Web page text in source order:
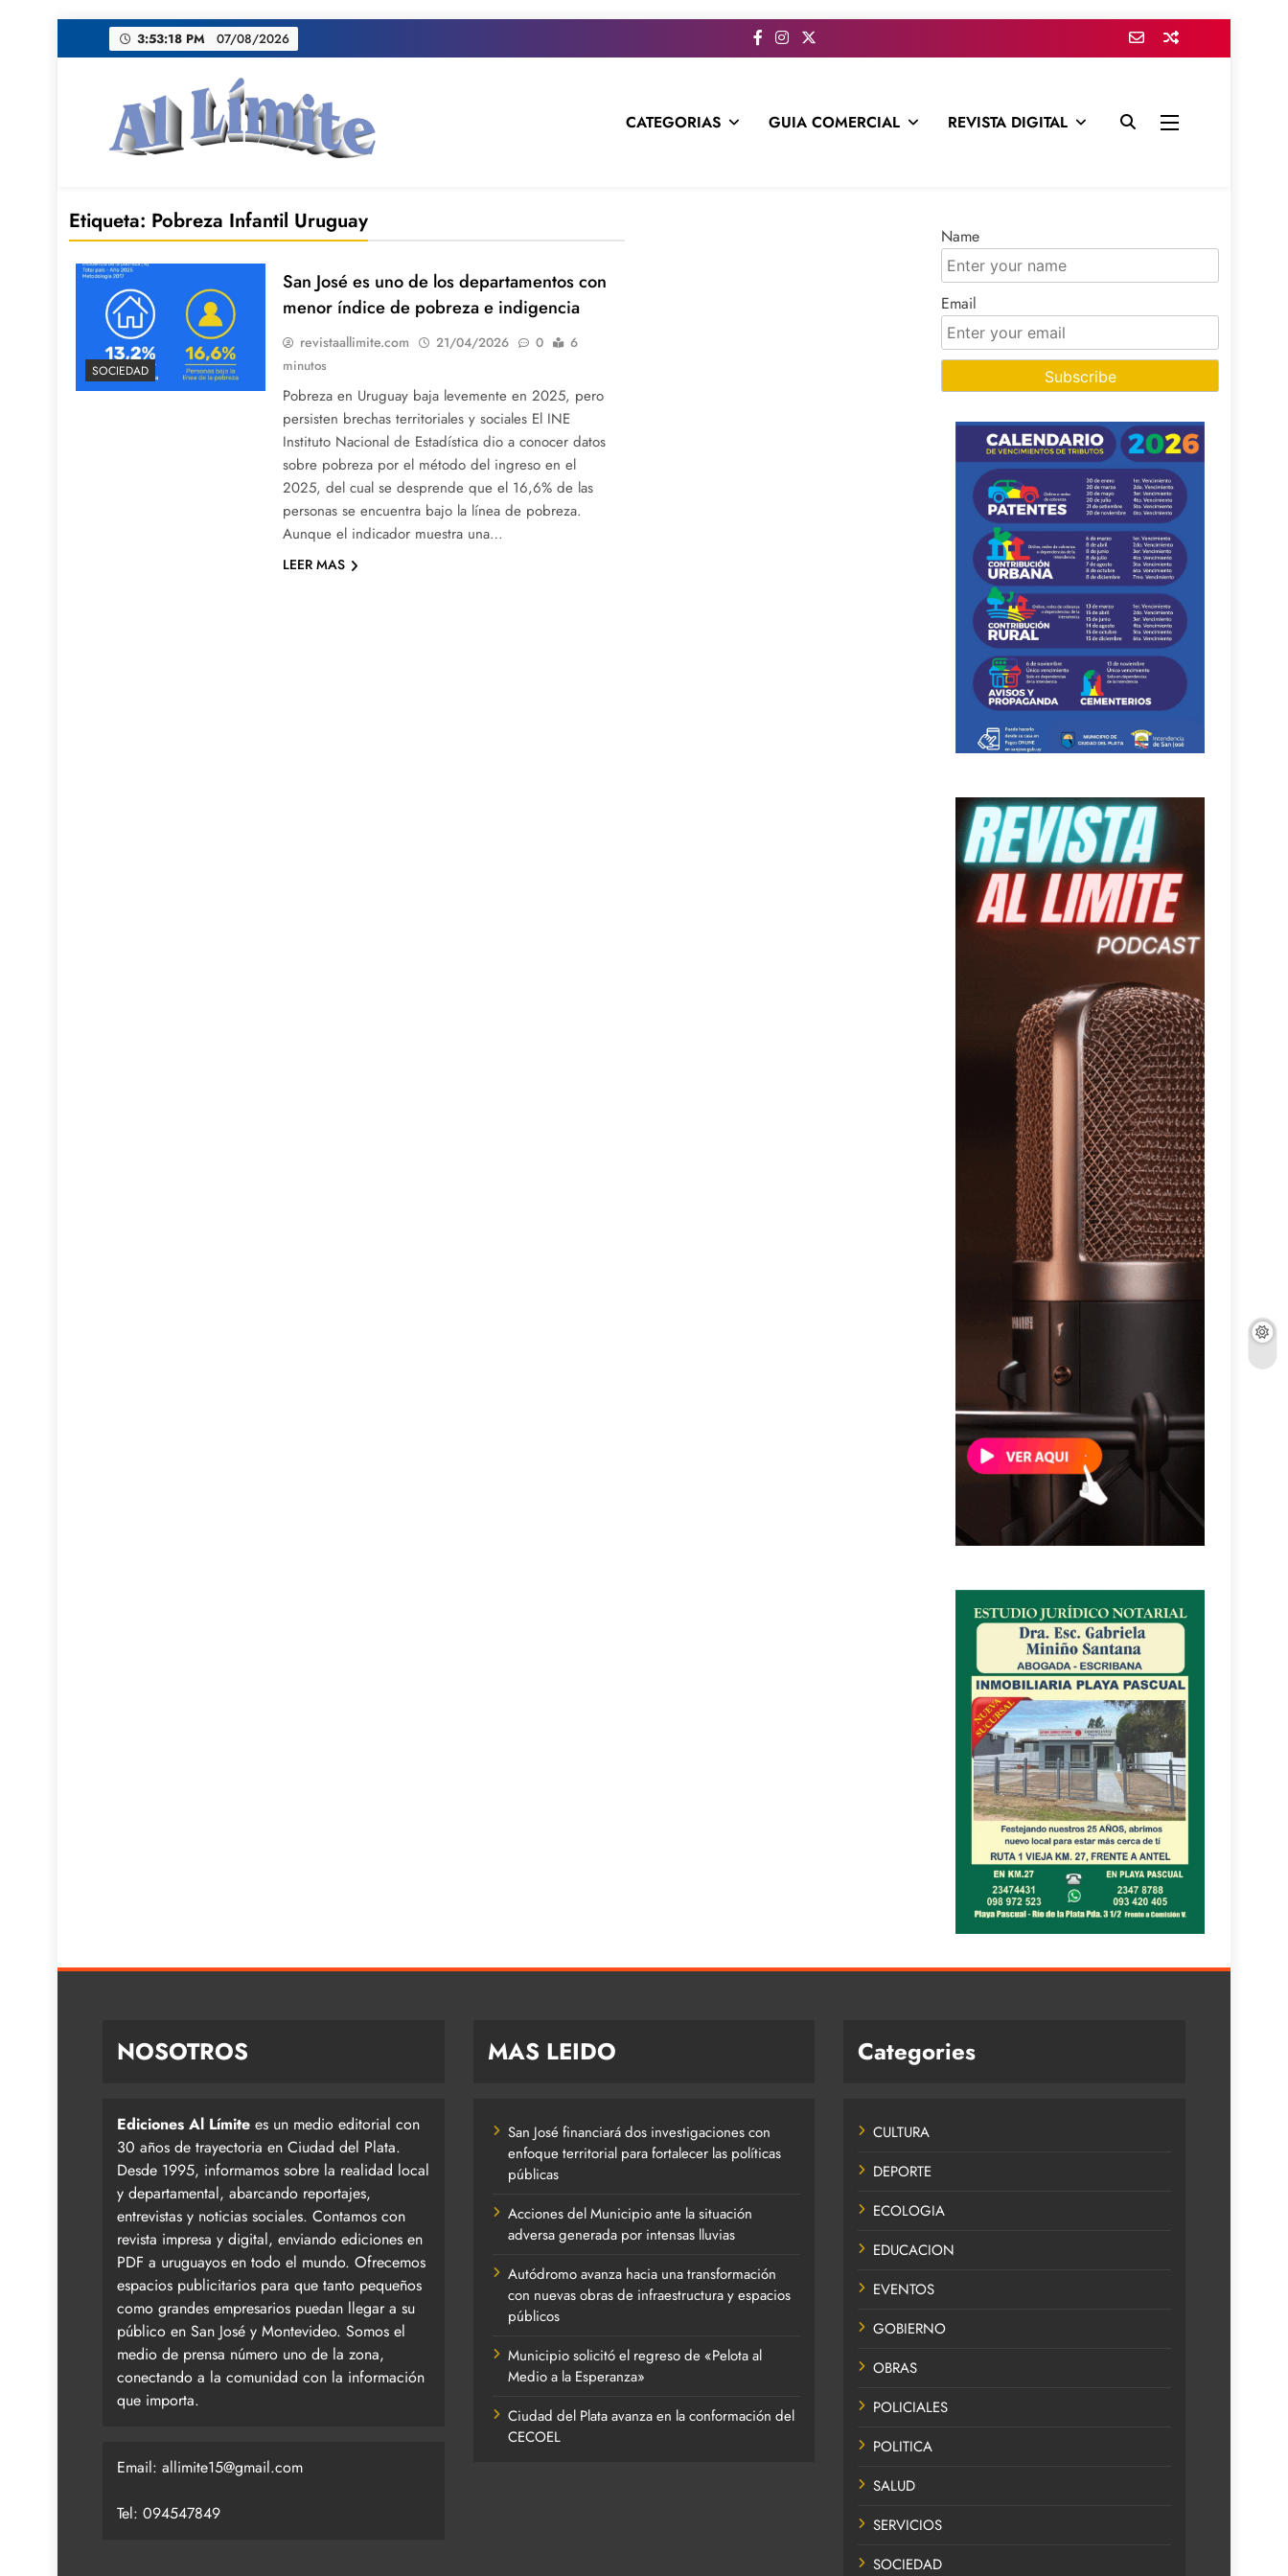
al
3:53:19 PM 07/08/2026
CATEGORIAS GUIA COMERCIAL REVISTA DIGITAL
Etiqueta: Pobreza Infantil Uruguay
SOCIEDAD
San José es uno de los departamentos con
menor índice de pobreza e indigencia
revistaallimite.com 21/04/2026 0
6
minutos
Pobreza en Uruguay baja levemente en 2025, pero
persisten brechas territoriales y sociales El INE
Instituto Nacional de Estadística dio a conocer datos
sobre pobreza por el método del ingreso en el
2025, del cual se desprende que el 16,6% de las
personas se encuentra bajo la línea de pobreza.
Aunque el indicador muestra una…
LEER MAS
Name
Email
NOSOTROS
Ediciones Al Límite es un medio editorial con
30 años de trayectoria en Ciudad del Plata.
Desde 1995, informamos sobre la realidad local
y departamental, abarcando reportajes,
entrevistas y noticias sociales. Contamos con
revista impresa y digital, enviando ediciones en
PDF a uruguayos en todo el mundo. Ofrecemos
espacios publicitarios para que tanto pequeños
como grandes empresarios puedan llegar a su
público en San José y Montevideo. Somos el
medio de prensa número uno de la zona,
conectando a la comunidad con la información
que importa.
Email: allimite15@gmail.com
Tel: 094547849
MAS LEIDO
San José financiará dos investigaciones con
enfoque territorial para fortalecer las políticas
públicas
Acciones del Municipio ante la situación
adversa generada por intensas lluvias
Autódromo avanza hacia una transformación
con nuevas obras de infraestructura y espacios
públicos
Municipio solicitó el regreso de «Pelota al
Medio a la Esperanza»
Ciudad del Plata avanza en la conformación del
CECOEL
Categories
CULTURA
DEPORTE
ECOLOGIA
EDUCACION
EVENTOS
GOBIERNO
OBRAS
POLICIALES
POLITICA
SALUD
SERVICIOS
SOCIEDAD